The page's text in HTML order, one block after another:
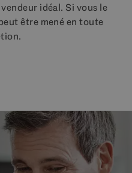
idéal. Si vous le
être mené en toute